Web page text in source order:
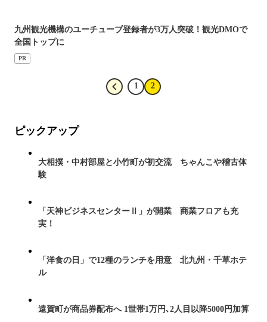
九州観光機構のユーチューブ登録者が3万人突破！観光DMOで
全国トップに
PR
1 2
ピックアップ
大相撲・中村部屋と小竹町が初交流 ちゃんこや稽古体
験
「天神ビジネスセンターⅡ」が開業 商業フロアも充
実！
「洋食の日」で12種のランチを用意 北九州・千草ホテ
ル
遠賀町が商品券配布へ 1世帯1万円､2人目以降5000円加算